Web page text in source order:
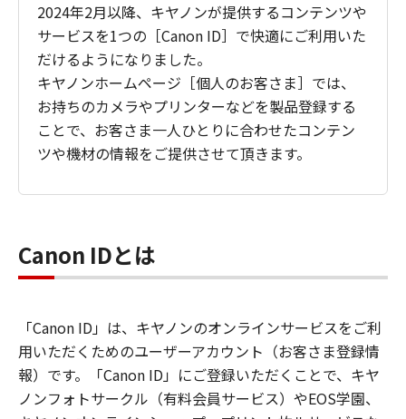
2024年2月以降、キヤノンが提供するコンテンツや
サービスを1つの［Canon ID］で快適にご利用いた
だけるようになりました。
キヤノンホームページ［個人のお客さま］では、
お持ちのカメラやプリンターなどを製品登録する
ことで、お客さま一人ひとりに合わせたコンテン
ツや機材の情報をご提供させて頂きます。
Canon IDとは
「Canon ID」は、キヤノンのオンラインサービスをご利
用いただくためのユーザーアカウント（お客さま登録情
報）です。「Canon ID」にご登録いただくことで、キヤ
ノンフォトサークル（有料会員サービス）やEOS学園、